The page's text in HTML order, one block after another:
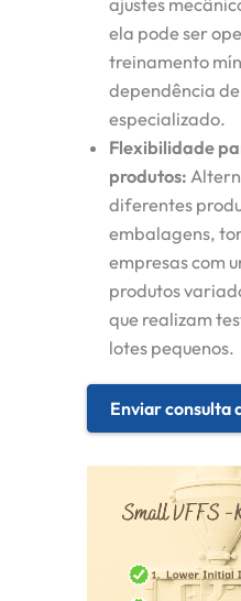
ela pode ser
treinamento
dependência
especializado.
Flexibilidade
produtos:
diferentes
embalagens,
empresas com
produtos
que realizam
lotes pequenos.
Enviar consulta